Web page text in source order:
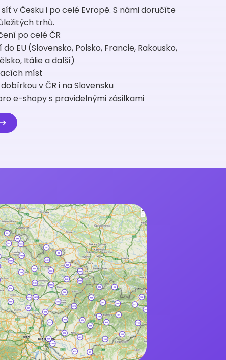
v Česku i po celé Evropě. S námi doručíte
trhů.
po celé ČR
EU (Slovensko, Polsko, Francie, Rakousko,
Itálie a další)
míst
v ČR i na Slovensku
e-shopy s pravidelnými zásilkami